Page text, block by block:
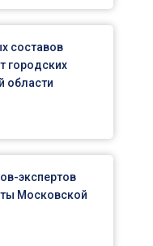
составов
городских
области
экспертов
Московской